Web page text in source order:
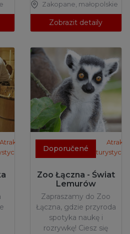
Zakopane, małopolskie
Zobrazit detaily
Atrakcje
Doporučené
Atrakcje
turystyczne
Zoo Łączna - Świat
Lemurów
Zapraszamy do Zoo
Łączna, gdzie przyroda
spotyka naukę i
rozrywkę! Ciesz się